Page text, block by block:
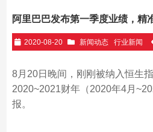
阿里巴巴发布第一季度业绩，
2020-08-20 新闻动态 行业新闻
8月20日晚间，刚刚被纳入恒生
2020~2021财年（2020年4月
报。